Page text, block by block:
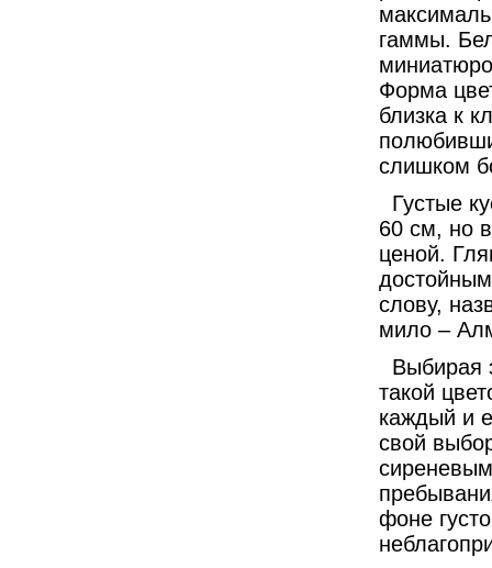
гаммы.
Форма
близка к
слишком
Густые
60 см, но
ценой.
слову,
мило –
Выбирая
такой
каждый и
свой
фоне